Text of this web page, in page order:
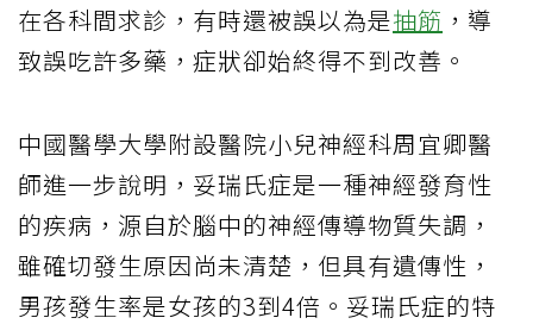
在各科間求診，有時還被誤以為是抽筋 ，導
致誤吃許多藥，症狀卻始終得不到改善。
中國醫學大學附設醫院小兒神經科周宜卿醫
師進一步說明，妥瑞氏症是一種神經發育性
的疾病，源自於腦中的神經傳導物質失調，
雖確切發生原因尚未清楚，但具有遺傳性，
男孩發生率是女孩的3到4倍。妥瑞氏症的特